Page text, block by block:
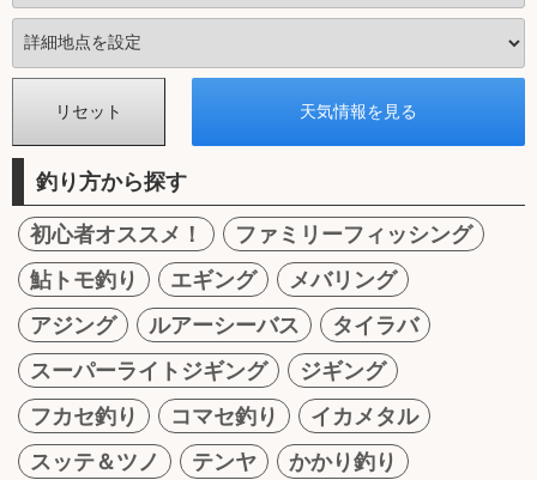
釣り方から探す
初心者オススメ！
ファミリーフィッシング
鮎トモ釣り
エギング
メバリング
アジング
ルアーシーバス
タイラバ
スーパーライトジギング
ジギング
フカセ釣り
コマセ釣り
イカメタル
スッテ＆ツノ
テンヤ
かかり釣り